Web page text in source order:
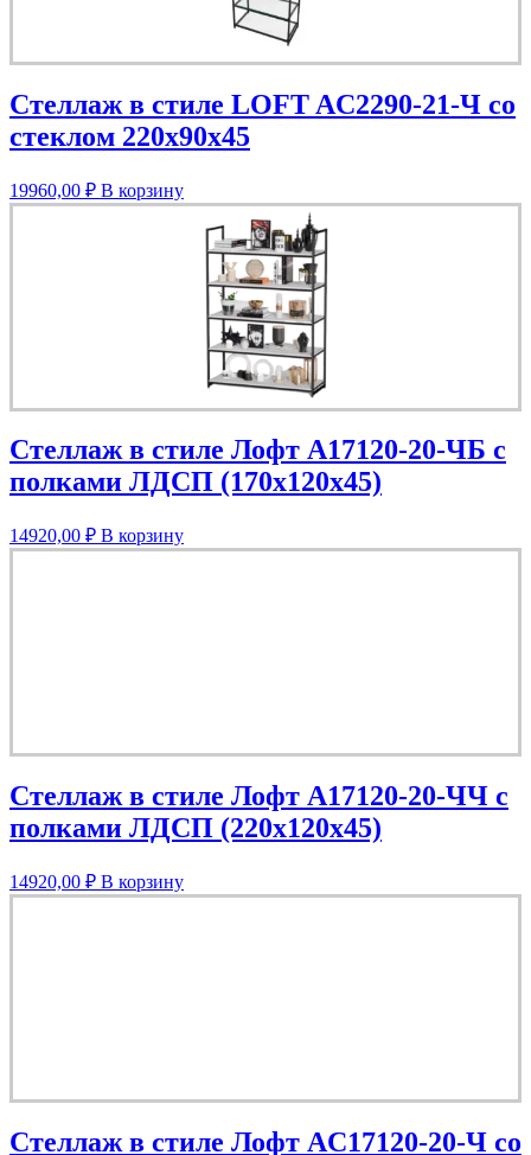
Стеллаж в стиле LOFT AС2290-21-Ч со
стеклом 220х90х45
19960,00 ₽ В корзину
Стеллаж в стиле Лофт A17120-20-ЧБ с
полками ЛДСП (170х120х45)
14920,00 ₽ В корзину
Стеллаж в стиле Лофт A17120-20-ЧЧ с
полками ЛДСП (220х120х45)
14920,00 ₽ В корзину
Стеллаж в стиле Лофт AС17120-20-Ч со